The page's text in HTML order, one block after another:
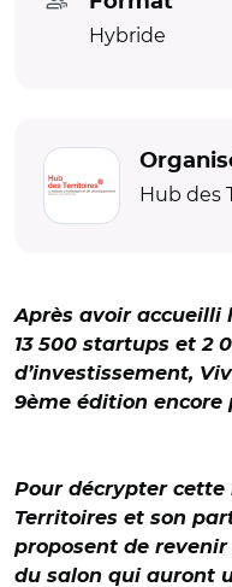
Hybride
Hub des
Après avoir accueilli
13 500 startups et 2
d’investissement,
9ème édition encore
Pour décrypter cette
Territoires et son
proposent de
du salon qui auront